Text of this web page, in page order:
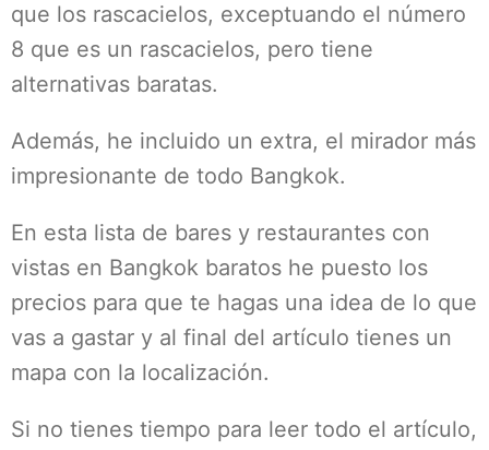
que los rascacielos, exceptuando el número
8 que es un rascacielos, pero tiene
alternativas baratas.
Además, he incluido un extra, el mirador más
impresionante de todo Bangkok.
En esta lista de bares y restaurantes con
vistas en Bangkok baratos he puesto los
precios para que te hagas una idea de lo que
vas a gastar y al final del artículo tienes un
mapa con la localización.
Si no tienes tiempo para leer todo el artículo,